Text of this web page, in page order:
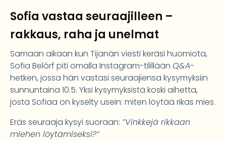
Sofia vastaa seuraajilleen –
rakkaus, raha ja unelmat
Samaan aikaan kun Tijanän viesti keräsi huomiota,
Sofia Belórf piti omalla Instagram-tilillään Q&A-
hetken, jossa hän vastasi seuraajiensa kysymyksiin
sunnuntaina 10.5. Yksi kysymyksistä koski aihetta,
josta Sofiaa on kyselty usein: miten löytää rikas mies.
Eräs seuraaja kysyi suoraan: ”Vinkkejä rikkaan
miehen löytämiseksi?”